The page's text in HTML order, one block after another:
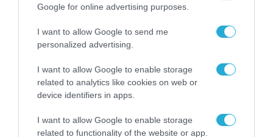
Google for online advertising purposes.
I want to allow Google to send me
personalized advertising.
I want to allow Google to enable storage
related to analytics like cookies on web or
device identifiers in apps.
I want to allow Google to enable storage
related to functionality of the website or app.
09.08.2026 | 02:02
Νέο κτύπημα στα Στενά του
Ορμούζ: Πύραυλος έπληξε πλοίο
κοντά στο Ομάν